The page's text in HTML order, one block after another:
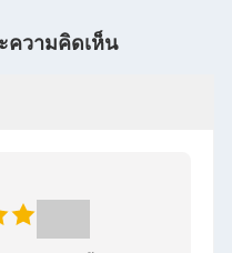
ความคิดเห็น